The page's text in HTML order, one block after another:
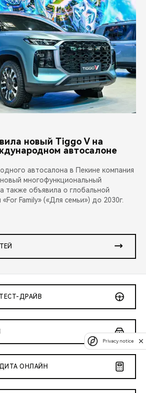
новый Tiggo V на
автосалоне
автосалона в Пекине компания
многофункциональный
также объявила о глобальной
Family» («Для семьи») до 2030г.
ДРАЙВ
ОНЛАЙН
Privacy notice